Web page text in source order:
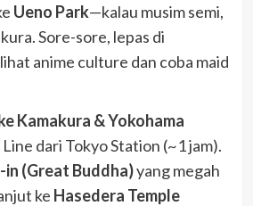
Ueno Park—kalau musim semi,
Sore-sore, lepas di
anime culture dan coba maid
Kamakura & Yokohama
dari Tokyo Station (~1 jam).
(Great Buddha)yang megah
ke Hasedera Temple